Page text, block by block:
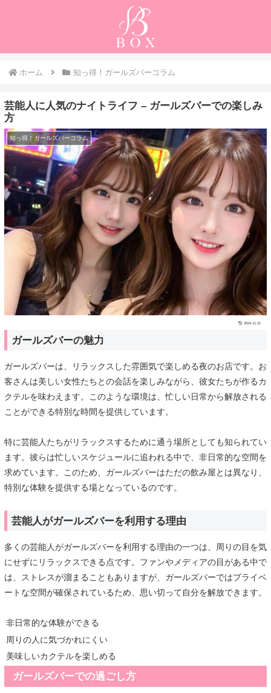
ホーム 知っ得！ガールズバーコラム
芸能人に人気のナイトライフ – ガールズバーでの楽しみ
方
知っ得！ガールズバーコラム
2024.11.21
ガールズバーの魅力
ガールズバーは、リラックスした雰囲気で楽しめる夜のお店です。お
客さんは美しい女性たちとの会話を楽しみながら、彼女たちが作るカ
クテルを味わえます。このような環境は、忙しい日常から解放される
ことができる特別な時間を提供しています。
特に芸能人たちがリラックスするために通う場所としても知られてい
ます。彼らは忙しいスケジュールに追われる中で、非日常的な空間を
求めています。このため、ガールズバーはただの飲み屋とは異なり、
特別な体験を提供する場となっているのです。
芸能人がガールズバーを利用する理由
多くの芸能人がガールズバーを利用する理由の一つは、周りの目を気
にせずにリラックスできる点です。ファンやメディアの目がある中で
は、ストレスが溜まることもありますが、ガールズバーではプライベ
ートな空間が確保されているため、思い切って自分を解放できます。
非日常的な体験ができる
周りの人に気づかれにくい
美味しいカクテルを楽しめる
ガールズバーでの過ごし方